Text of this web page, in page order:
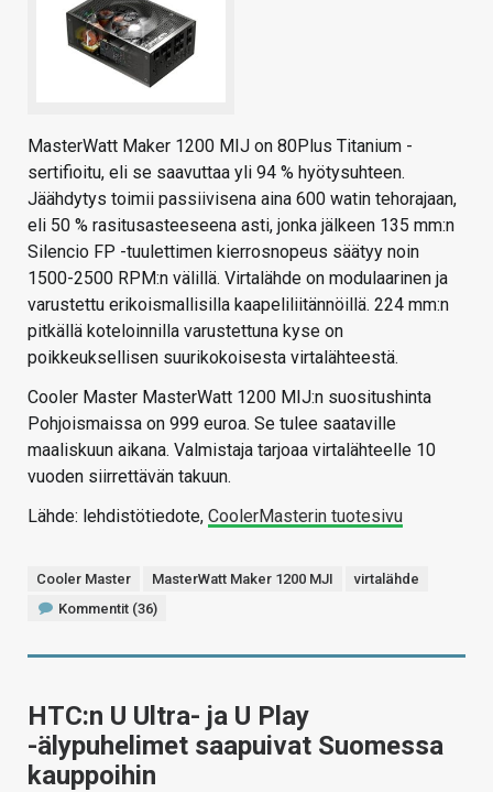
MasterWatt Maker 1200 MIJ on 80Plus Titanium -
sertifioitu, eli se saavuttaa yli 94 % hyötysuhteen.
Jäähdytys toimii passiivisena aina 600 watin tehorajaan,
eli 50 % rasitusasteeseena asti, jonka jälkeen 135 mm:n
Silencio FP -tuulettimen kierrosnopeus säätyy noin
1500-2500 RPM:n välillä. Virtalähde on modulaarinen ja
varustettu erikoismallisilla kaapeliliitännöillä. 224 mm:n
pitkällä koteloinnilla varustettuna kyse on
poikkeuksellisen suurikokoisesta virtalähteestä.
Cooler Master MasterWatt 1200 MIJ:n suositushinta
Pohjoismaissa on 999 euroa. Se tulee saataville
maaliskuun aikana. Valmistaja tarjoaa virtalähteelle 10
vuoden siirrettävän takuun.
Lähde: lehdistötiedote, CoolerMasterin tuotesivu
Cooler Master MasterWatt Maker 1200 MJI
virtalähde
Kommentit (36)
HTC:n U Ultra- ja U Play
-älypuhelimet saapuivat Suomessa
kauppoihin